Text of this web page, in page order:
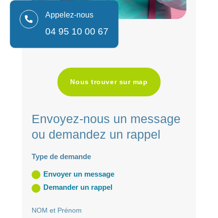
 Appelez-nous
04 95 10 00 67
Nous trouver sur map
Envoyez-nous un message
ou demandez un rappel
Type de demande
Envoyer un message
Demander un rappel